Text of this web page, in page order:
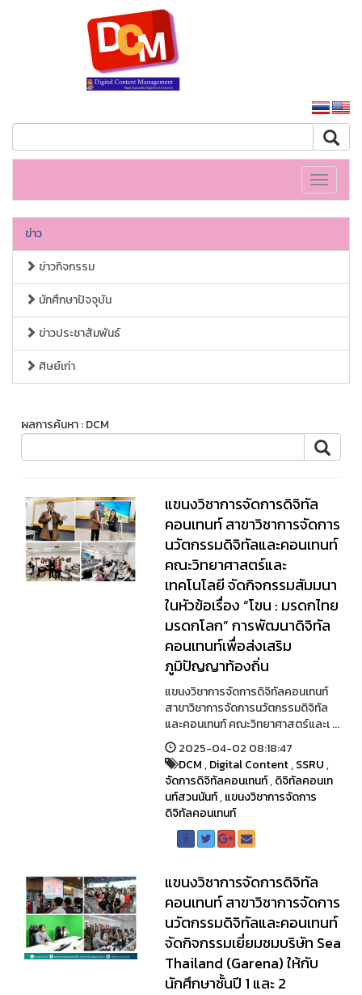
Toggle
ข่าว
ข่าวกิจกรรม
นักศึกษาปัจจุบัน
ข่าวประชาสัมพันธ์
ศิษย์เก่า
ผลการค้นหา : DCM
แขนงวิชาการจัดการดิจิทัล
คอนเทนท์ สาขาวิชาการจัดการ
นวัตกรรมดิจิทัลและคอนเทนท์
คณะวิทยาศาสตร์และ
เทคโนโลยี จัดกิจกรรมสัมมนา
ในหัวข้อเรื่อง “โขน : มรดกไทย
มรดกโลก” การพัฒนาดิจิทัล
คอนเทนท์เพื่อส่งเสริม
ภูมิปัญญาท้องถิ่น
แขนงวิชาการจัดการดิจิทัลคอนเทนท์
สาขาวิชาการจัดการนวัตกรรมดิจิทัล
และคอนเทนท์ คณะวิทยาศาสตร์และเ ...
2025-04-02 08:18:47
DCM,Digital Content,SSRU,
จัดการดิจิทัลคอนเทนท์,ดิจิทัลคอนเท
นท์สวนนันท์,แขนงวิชาการจัดการ
ดิจิทัลคอนเทนท์
แขนงวิชาการจัดการดิจิทัล
คอนเทนท์ สาขาวิชาการจัดการ
นวัตกรรมดิจิทัลและคอนเทนท์
จัดกิจกรรมเยี่ยมชมบริษัท Sea
Thailand (Garena) ให้กับ
นักศึกษาชั้นปี 1 และ 2